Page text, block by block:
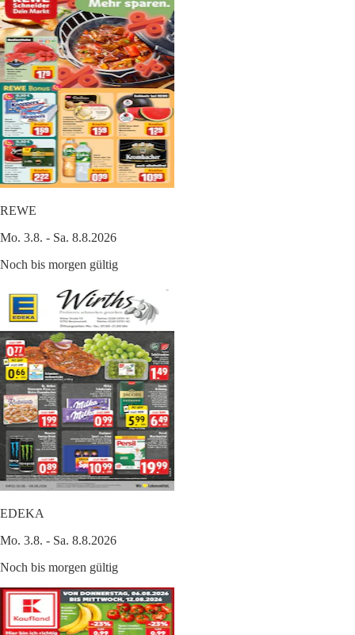
REWE
Mo. 3.8. - Sa. 8.8.2026
Noch bis morgen gültig
EDEKA
Mo. 3.8. - Sa. 8.8.2026
Noch bis morgen gültig